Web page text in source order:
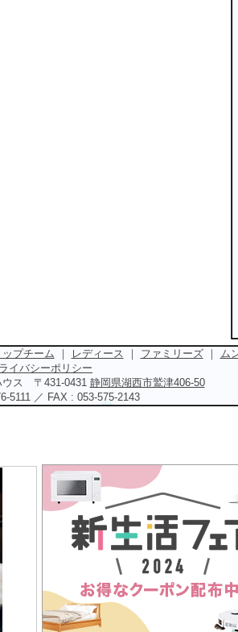
ップチーム ｜ レディース ｜ ファミリーズ｜ ム
イバシーポリシー
ウス 〒431-0431 静岡県湖西市鷲津406-50
5111 ／ FAX : 053-575-2143